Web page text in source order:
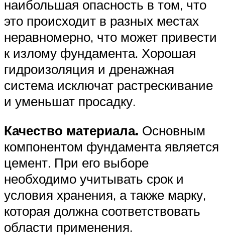
наибольшая опасность в том, что
это происходит в разных местах
неравномерно, что может привести
к излому фундамента. Хорошая
гидроизоляция и дренажная
система исключат растрескивание
и уменьшат просадку.
Качество материала. Основным
компонентом фундамента является
цемент. При его выборе
необходимо учитывать срок и
условия хранения, а также марку,
которая должна соответствовать
области применения.